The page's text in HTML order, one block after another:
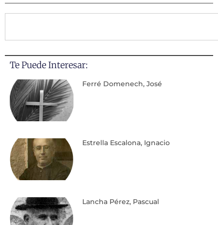
Te Puede Interesar:
Ferré Domenech, José
Estrella Escalona, Ignacio
Lancha Pérez, Pascual